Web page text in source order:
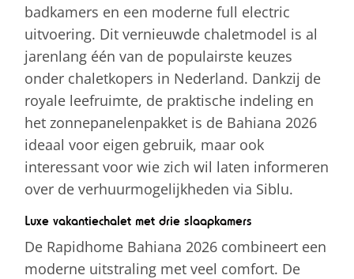
badkamers en een moderne full electric
uitvoering. Dit vernieuwde chaletmodel is al
jarenlang één van de populairste keuzes
onder chaletkopers in Nederland. Dankzij de
royale leefruimte, de praktische indeling en
het zonnepanelenpakket is de Bahiana 2026
ideaal voor eigen gebruik, maar ook
interessant voor wie zich wil laten informeren
over de verhuurmogelijkheden via Siblu.
Luxe vakantiechalet met drie slaapkamers
De Rapidhome Bahiana 2026 combineert een
moderne uitstraling met veel comfort. De